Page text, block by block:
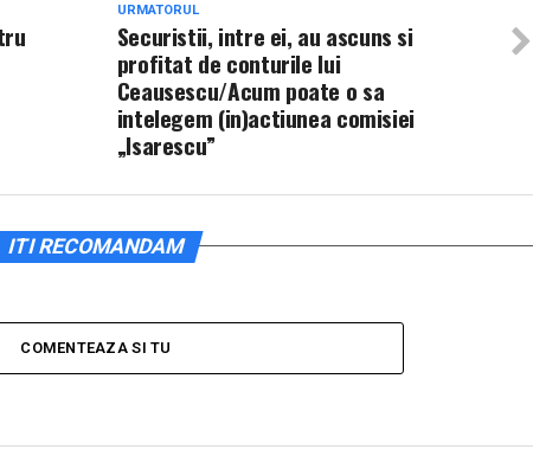
URMATORUL
Securistii, intre ei, au ascuns si
profitat de conturile lui
Ceausescu/Acum poate o sa
intelegem (in)actiunea comisiei
„Isarescu”
ITI RECOMANDAM
COMENTEAZA SI TU